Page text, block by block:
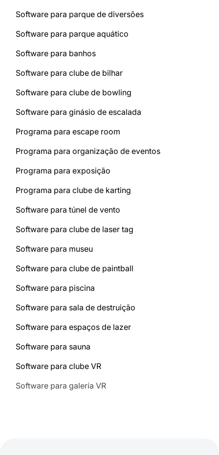
Software para parque de diversões
Software para parque aquático
Software para banhos
Software para clube de bilhar
Software para clube de bowling
Software para ginásio de escalada
Programa para escape room
Programa para organização de eventos
Programa para exposição
Programa para clube de karting
Software para túnel de vento
Software para clube de laser tag
Software para museu
Software para clube de paintball
Software para piscina
Software para sala de destruição
Software para espaços de lazer
Software para sauna
Software para clube VR
Software para galeria VR